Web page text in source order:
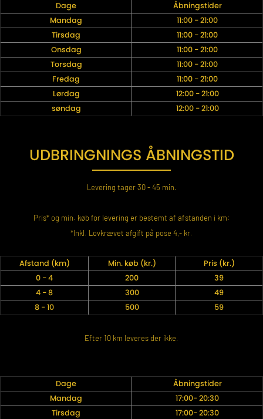
Dage
Åbningstider
Mandag
11:00 - 21:00
Tirsdag
11:00 - 21:00
Onsdag
11:00 - 21:00
Torsdag
11:00 - 21:00
Fredag
11:00 - 21:00
Lørdag
12:00 - 21:00
søndag
12:00 - 21:00
UDBRINGNINGS ÅBNINGSTID
Levering tager 30 - 45 min.
Pris* og min. køb for levering er bestemt af afstanden i km:
*Inkl. Lovkrævet afgift på pose 4,- kr.
Afstand (km) Min. køb (kr.)
Pris (kr.)
0 - 4
200
39
4 - 8
300
49
8 - 10
500 59
Efter 10 km leveres der ikke.
Dage
Åbningstider
Mandag
17:00- 20:30
Tirsdag
17:00- 20:30